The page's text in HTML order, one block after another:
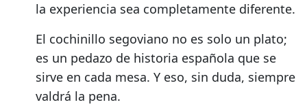
la experiencia sea completamente diferente.
El cochinillo segoviano no es solo un plato;
es un pedazo de historia española que se
sirve en cada mesa. Y eso, sin duda, siempre
valdrá la pena.